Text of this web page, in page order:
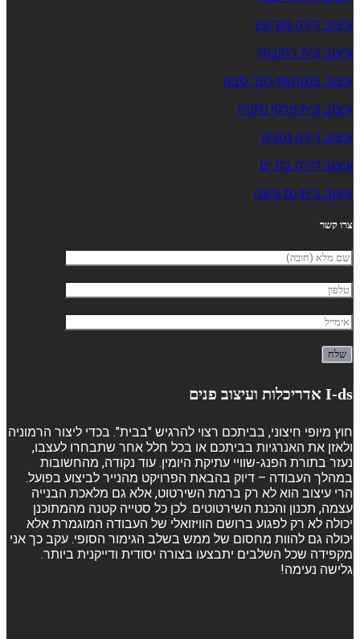
עיצוב דירה מודיעין
עיצוב בית רחובות
עיצוב פנטהאוז כפר סבא
עיצוב בית פרטי נתניה
עיצוב דירה נתניה
עיצוב דירה בת ים
עיצוב בית נס ציונה
צרו קשר
I-ds אדריכלות ועיצוב פנים
חוץ מיופי חיצוני, בביתכם רצוי להרגיש "בבית". בכדי ליצור הרמוניה
ולאזן את האנרגיות בביתכם או בכל חלל אחר שתבחרו לעצבו,
נעזר בתורת הפנג-שוויי עתיקת היומין. עוד נקודה, מהחשובות
במהלך העבודה – דיוק בהבאת הפרויקט מהנייר לביצוע בפועל.
הרי עיצוב הוא לא רק ברמת השירטוט, אלא גם מלאכת הבנייה
עצמה, תכנון והכנת השירטוטים. לכן כל סטייה קטנה מהמתוכנן
יכולה לא רק לפגוע ברושם הוויזואלי של העבודה המוגמרת אלא
יכולה גם להוות מחסום של ממש בשלב הגימור הסופי. עקב כך אני
מקפידה שכל השלבים יתבצעו בצורה יסודית ודייקנית ביותר.
גלישה נעימה!